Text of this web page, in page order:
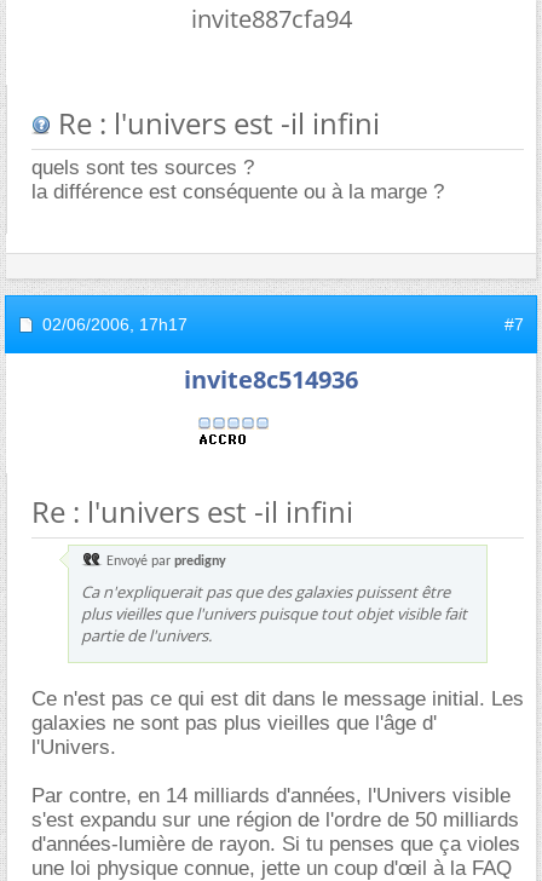
invite887cfa94
Re : l'univers est -il infini
quels sont tes sources ?
la différence est conséquente ou à la marge ?
02/06/2006, 17h17 #7
invite8c514936
Re : l'univers est -il infini
Envoyé par predigny
Ca n'expliquerait pas que des galaxies puissent être
plus vieilles que l'univers puisque tout objet visible fait
partie de l'univers.
Ce n'est pas ce qui est dit dans le message initial. Les
galaxies ne sont pas plus vieilles que l'âge d'
l'Univers.
Par contre, en 14 milliards d'années, l'Univers visible
s'est expandu sur une région de l'ordre de 50 milliards
d'années-lumière de rayon. Si tu penses que ça violes
une loi physique connue, jette un coup d'œil à la FAQ